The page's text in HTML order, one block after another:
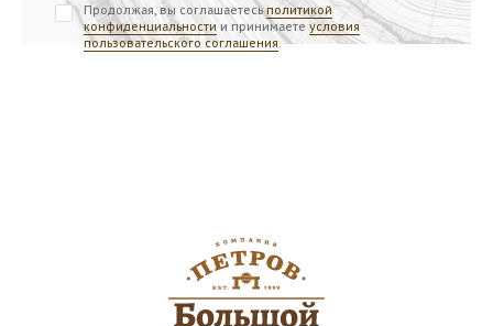
Продолжая, вы соглашаетесьполитикой
конфиденциальности и принимаете условия
пользовательского соглашения.